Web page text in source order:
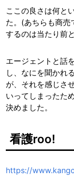
ここの良さは何と
た。(あちらも商売
するのは当たり前
エージェントと話
し、なにを聞かれ
が、それを感じさ
いってしまったた
決めました。
看護roo!
https://